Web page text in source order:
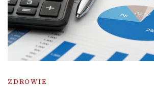
ZDROWIE